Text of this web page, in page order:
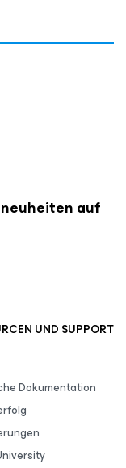
auf
UND SUPPORT
Dokumentation